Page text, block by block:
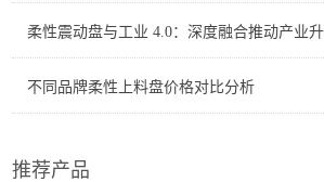
柔性震动盘与工业 4.0：深度融合推动产业
不同品牌柔性上料盘价格对比分析
推荐产品